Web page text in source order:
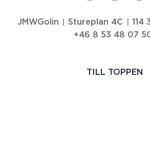
JMWGolin Stureplan 4C
114
+46 8 53 48 07
TILL TOPPEN